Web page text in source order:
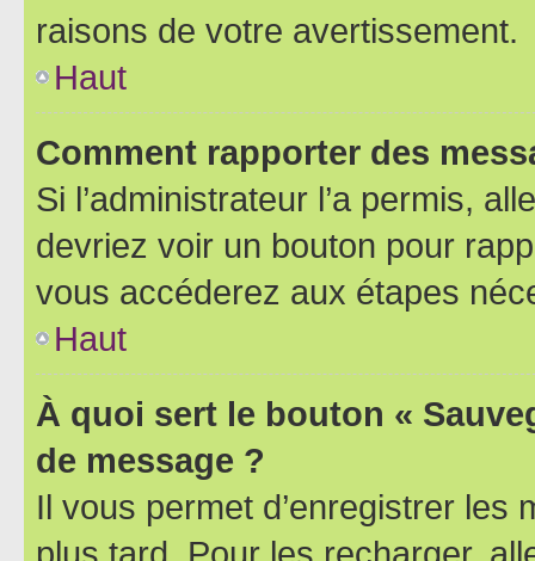
raisons de votre avertissement.
Haut
Comment rapporter des
Si l’administrateur l’a permis,
devriez voir un bouton pour
vous accéderez aux étapes
Haut
À quoi sert le bouton «
de message ?
Il vous permet d’enregistrer